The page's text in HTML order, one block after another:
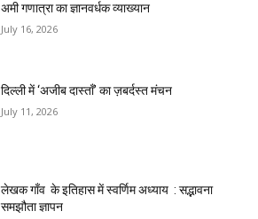
अमी गणात्रा का ज्ञानवर्धक व्याख्यान
July 16, 2026
दिल्ली में ‘अजीब दास्ताँ’ का ज़बर्दस्त मंचन
July 11, 2026
लेखक गाँव के इतिहास में स्वर्णिम अध्याय : सद्भावना
समझौता ज्ञापन